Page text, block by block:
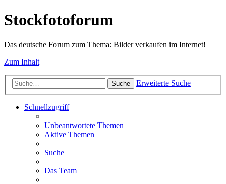
Stockfotoforum
Das deutsche Forum zum Thema: Bilder verkaufen im Internet!
Zum Inhalt
Suche Erweiterte Suche
Schnellzugriff
Unbeantwortete Themen
Aktive Themen
Suche
Das Team